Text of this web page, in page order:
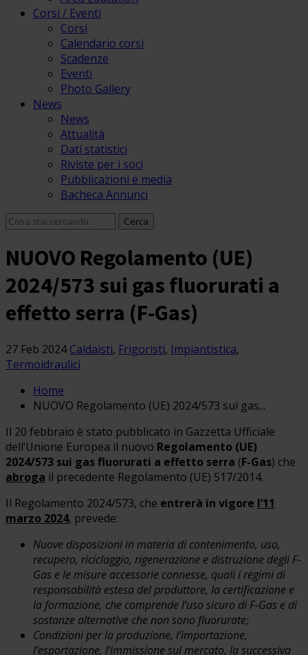
Corsi / Eventi
Corsi
Calendario corsi
Scadenze
Eventi
Photo Gallery
News
News
Attualità
Dati statistici
Riviste per i soci
Pubblicazioni e media
Bacheca Annunci
NUOVO Regolamento (UE)
2024/573 sui gas fluorurati a
effetto serra (F-Gas)
27 Feb 2024 Caldaisti, Frigoristi, Impiantistica,
Termoidraulici
Home
NUOVO Regolamento (UE) 2024/573 sui gas...
Il 20 febbraio è stato pubblicato in Gazzetta Ufficiale
dell’Unione Europea il nuovo Regolamento (UE)
2024/573 sui gas fluorurati a effetto serra (F-Gas) che
abroga il precedente Regolamento (UE) 517/2014.
Il Regolamento 2024/573, che entrerà in vigore l’11
marzo 2024, prevede:
Nuove disposizioni in materia di contenimento, uso,
recupero, riciclaggio, rigenerazione e distruzione degli F-
Gas e le misure accessorie connesse, quali i regimi di
responsabilità estesa del produttore, la certificazione e
la formazione, che comprende l’uso sicuro di F-Gas e di
sostanze alternative che non sono fluorurate;
Condizioni per la produzione, l’importazione,
l’esportazione, l’immissione sul mercato, la successiva